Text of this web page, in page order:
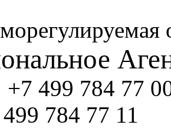
499 784 77
784 77 11